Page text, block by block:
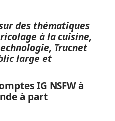
des thématiques
à la cuisine,
Trucnet
large et
IG NSFW à
à part